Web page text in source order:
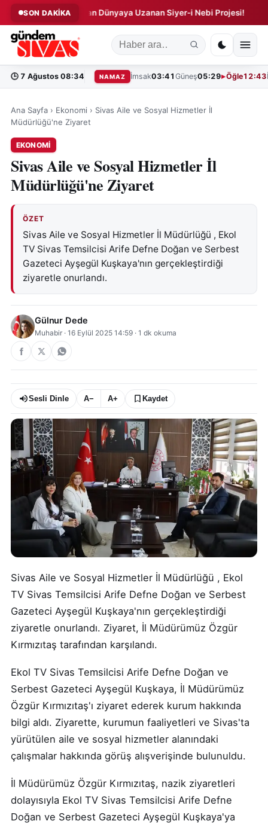
SON DAKİKA
◆ Sivas'tan Dünyaya Uzanan Siyer-i Nebi Projesi! ◆
🕒 7 Ağustos 08:34 NAMAZ İmsak03:41 Güneş05:29 Öğle12:43
Ana Sayfa › Ekonomi › Sivas Aile ve Sosyal Hizmetler İl
Müdürlüğü'ne Ziyaret
EKONOMI
Sivas Aile ve Sosyal Hizmetler İl
Müdürlüğü'ne Ziyaret
ÖZET
Sivas Aile ve Sosyal Hizmetler İl Müdürlüğü , Ekol
TV Sivas Temsilcisi Arife Defne Doğan ve Serbest
Gazeteci Ayşegül Kuşkaya'nın gerçekleştirdiği
ziyaretle onurlandı.
Gülnur Dede
Muhabir · 16 Eylül 2025 14:59 · 1 dk okuma
Sesli Dinle A− A+ Kaydet
Sivas Aile ve Sosyal Hizmetler İl Müdürlüğü , Ekol
TV Sivas Temsilcisi Arife Defne Doğan ve Serbest
Gazeteci Ayşegül Kuşkaya'nın gerçekleştirdiği
ziyaretle onurlandı. Ziyaret, İl Müdürümüz Özgür
Kırmızıtaş tarafından karşılandı.
Ekol TV Sivas Temsilcisi Arife Defne Doğan ve
Serbest Gazeteci Ayşegül Kuşkaya, İl Müdürümüz
Özgür Kırmızıtaş'ı ziyaret ederek kurum hakkında
bilgi aldı. Ziyarette, kurumun faaliyetleri ve Sivas'ta
yürütülen aile ve sosyal hizmetler alanındaki
çalışmalar hakkında görüş alışverişinde bulunuldu.
İl Müdürümüz Özgür Kırmızıtaş, nazik ziyaretleri
dolayısıyla Ekol TV Sivas Temsilcisi Arife Defne
Doğan ve Serbest Gazeteci Ayşegül Kuşkaya'ya